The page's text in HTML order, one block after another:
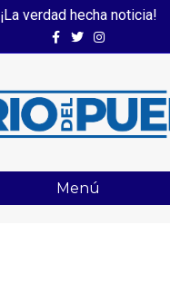
¡La verdad hecha noticia!
FacebookTwitterInstagram
Menú